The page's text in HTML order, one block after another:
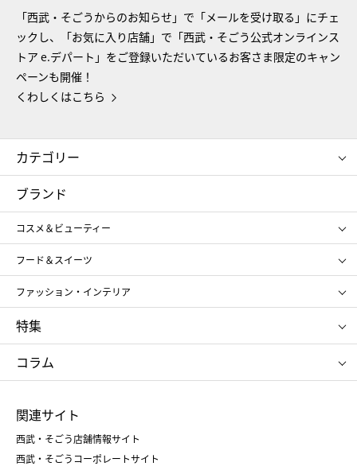
「西武・そごうからのお知らせ」で「メールを受け取る」にチェ
ックし、「お気に入り店舗」で「西武・そごう公式オンラインス
トア e.デパート」をご登録いただいているお客さま限定のキャン
ペーンも開催！
くわしくはこちら
カテゴリー
コスメ＆ビューティー
ギフト
レディース
メンズ
スポーツ・アウトドア
お中元
お歳暮
ブランド
コスメ＆ビューティー
SHISEIDO
ポール&ジョー ボーテ
ジルスチュアート
NARS
RMK
クリニーク
SK-Ⅱ
フード＆スイーツ
アンリ・シャルパンティエ
ゴディバ
新宿高野
たねや
ねんりん家
ファッション・インテリア
ポロ ラルフ ローレン
タケオ キクチ
ママ＆キッズ
シュタイフ
特集
お中元
ひな人形
五月人形
父の日
クリスマスケーキ
コラム
菓子折り
和菓子
人気のギフト
関連サイト
西武・そごう店舗情報サイト
西武・そごうコーポレートサイト